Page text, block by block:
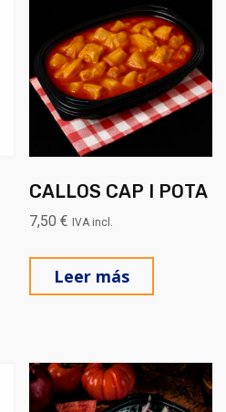
CALLOS CAP I POTA
7,50€ IVA incl.
Leer más